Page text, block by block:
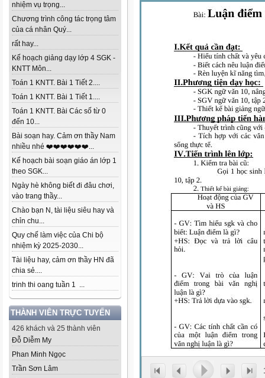
nhiệm vụ trọng...
Chương trình công tác trọng tâm
của cá nhân Quý...
rất hay...
Kế hoạch giảng dạy lớp 4 SGK -
KNTT Môn...
Toán 1 KNTT. Bài 1 Tiết 2....
Toán 1 KNTT. Bài 1 Tiết 1....
Toán 1 KNTT. Bài Các số từ 0
đến 10...
Bài soạn hay. Cảm ơn thầy Nam
nhiều nhé ❤️❤️❤️❤️❤️❤️...
Kế hoạch bài soạn giáo án lớp 1
theo SGK...
Ngày hè không biết đi đâu chơi,
vào trang thầy...
Chào bạn N, tài liệu siêu hay và
chỉn chu...
Quy chế làm việc của Chi bộ
nhiệm kỳ 2025-2030...
Tài liệu hay, cảm ơn thầy HN đã
chia sẻ....
trinh thi oang tuần 1 ...
THÀNH VIÊN TRỰC TUYẾN
426 khách và 25 thành viên
Đỗ Diễm My
Phan Minh Ngọc
Trần Sơn Lâm